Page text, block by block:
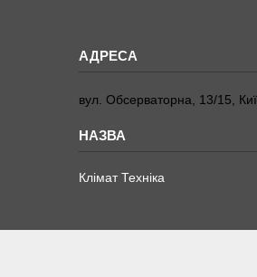
вул. Обсерваторна, 13/15,
Клімат Техніка